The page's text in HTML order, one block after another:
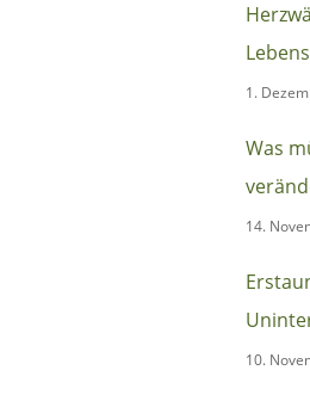
Lebens
1.
Was
14.
10.